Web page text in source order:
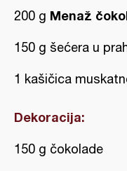
200 g Menaž
150 g šećera u
1 kašičica
Dekoracija:
150 g čokolade